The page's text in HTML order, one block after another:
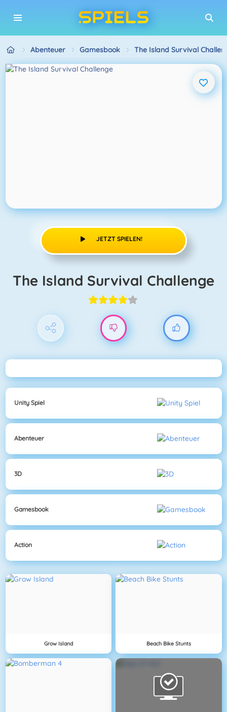
Abenteuer Gamesbook The Island Survival
JETZT SPIELEN!
The Island Survival Challenge
Unity Spiel
Abenteuer
3D
Gamesbook
Action
Grow Island Beach Bike Stunts